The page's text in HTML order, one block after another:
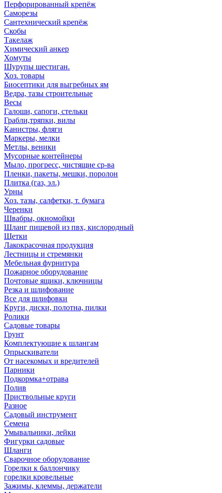
Перфорированный крепёж
Саморезы
Сантехнический крепёж
Скобы
Такелаж
Химический анкер
Хомуты
Шурупы шестиган.
Хоз. товары
Биосептики для выгребных ям
Ведра, тазы строительные
Весы
Галоши, сапоги, стельки
Грабли,тряпки, вилы
Канистры, фляги
Маркеры, мелки
Метлы, веники
Мусорные контейнеры
Мыло, прогресс, чистящие ср-ва
Пленки, пакеты, мешки, поролон
Плитка (газ, эл.)
Урны
Хоз. тазы, салфетки, т. бумага
Черенки
Швабры, окномойки
Шланг пищевой из пвх, кислородный
Щетки
Лакокрасочная продукция
Лестницы и стремянки
Мебельная фурнитура
Пожарное оборудование
Почтовые ящики, ключницы
Резка и шлифование
Все для шлифовки
Круги, диски, полотна, пилки
Ролики
Садовые товары
Грунт
Комплектующие к шлангам
Опрыскиватели
От насекомых и вредителей
Парники
Подкормка+отрава
Полив
Приствольные круги
Разное
Садовый инструмент
Семена
Умывальники, лейки
Фигурки садовые
Шланги
Сварочное оборудование
Горелки к баллончику
горелки кровельные
Зажимы, клеммы, держатели